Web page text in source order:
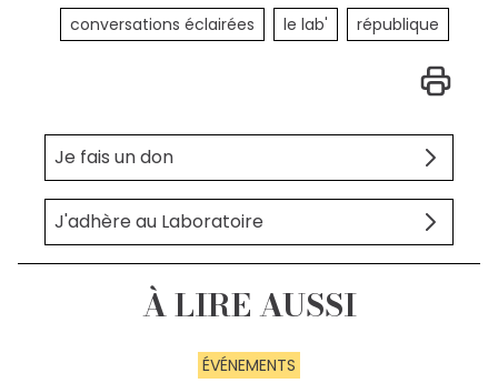
conversations éclairées le lab' république
Je fais un don
J'adhère au Laboratoire
À LIRE AUSSI
ÉVÉNEMENTS